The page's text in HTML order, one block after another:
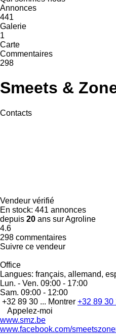
Annonces
441
Galerie
1
Carte
Commentaires
298
Smeets &
Contacts
Vendeur vérifié
En stock: 441 annonces
depuis 20 ans sur Agroline
4.6
298 commentaires
Suivre ce vendeur
Office
Langues: français, allemand,
Lun. - Ven. 09:00 - 17:00
Sam. 09:00 - 12:00
+32 89 30 ... Montrer +32 89 30
Appelez-moi
www.smz.be
www.facebook.com/